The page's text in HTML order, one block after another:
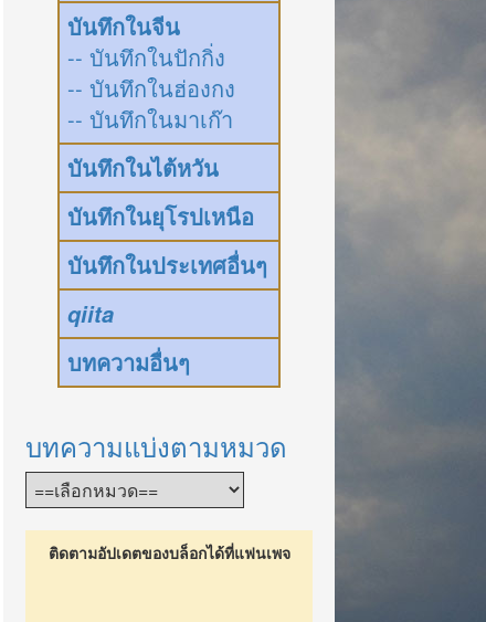
บันทึกในจีน
-- บันทึกในปักกิ่ง
-- บันทึกในฮ่องกง
-- บันทึกในมาเก๊า
บันทึกในไต้หวัน
บันทึกในยุโรปเหนือ
บันทึกในประเทศอื่นๆ
qiita
บทความอื่นๆ
บทความแบ่งตามหมวด
ติดตามอัปเดตของบล็อกได้ที่แฟนเพจ